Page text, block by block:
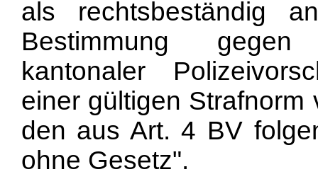
als rechtsbeständig
Bestimmung gegen
kantonaler
einer gültigen Strafnorm
den aus Art. 4 BV
ohne Gesetz".